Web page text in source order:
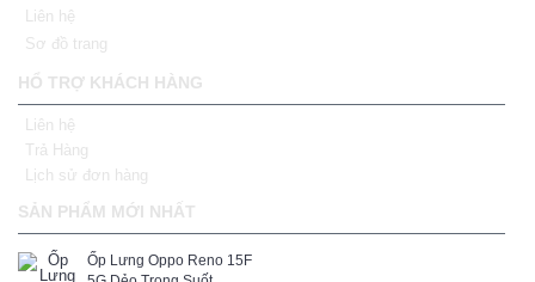
Liên hệ
Sơ đồ trang
HỔ TRỢ KHÁCH HÀNG
Liên hệ
Trả Hàng
Lịch sử đơn hàng
SẢN PHẨM MỚI NHẤT
Ốp Lưng Oppo Reno 15F